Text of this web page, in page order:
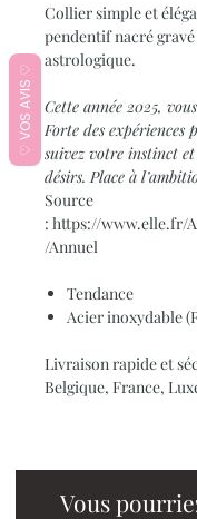
Collier simple et
pendentif nacré
astrologique.
Cette année 2025,
Forte des expériences
suivez votre instinct et
désirs. Place à
Source
: https://www.elle.fr/
/Annuel
Tendance
Acier inoxydable
Livraison rapide et
Belgique, France,
Vous
♡ VOS AVIS ♡